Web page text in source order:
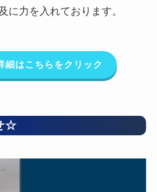
に力を入れております。
細はこちらをクリック
☆